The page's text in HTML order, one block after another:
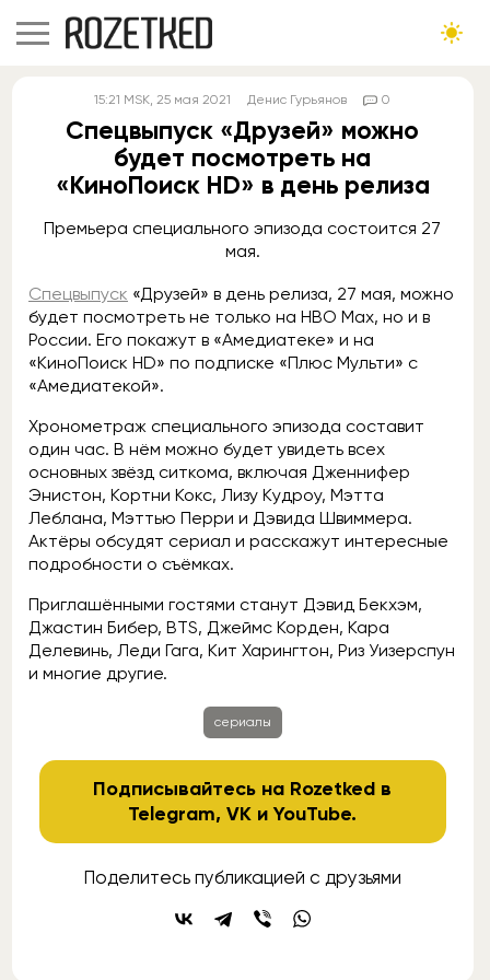
15:21 MSK, 25 мая 2021 Денис Гурьянов 0
Спецвыпуск «Друзей» можно
будет посмотреть на
«КиноПоиск HD» в день релиза
Премьера специального эпизода состоится 27
мая.
Спецвыпуск «Друзей» в день релиза, 27 мая, можно
будет посмотреть не только на HBO Max, но и в
России. Его покажут в «Амедиатеке» и на
«КиноПоиск HD» по подписке «Плюс Мульти» с
«Амедиатекой».
Хронометраж специального эпизода составит
один час. В нём можно будет увидеть всех
основных звёзд ситкома, включая Дженнифер
Энистон, Кортни Кокс, Лизу Кудроу, Мэтта
Леблана, Мэттью Перри и Дэвида Швиммера.
Актёры обсудят сериал и расскажут интересные
подробности о съёмках.
Приглашёнными гостями станут Дэвид Бекхэм,
Джастин Бибер, BTS, Джеймс Корден, Кара
Делевинь, Леди Гага, Кит Харингтон, Риз Уизерспун
и многие другие.
сериалы
Подписывайтесь на Rozetked в
Telegram,VK иYouTube.
Поделитесь публикацией с друзьями